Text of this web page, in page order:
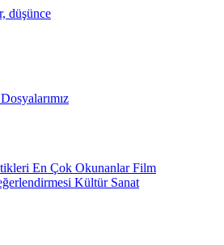
Dosyalarımız
En Çok OkunanlarFilm
Kültür Sanat